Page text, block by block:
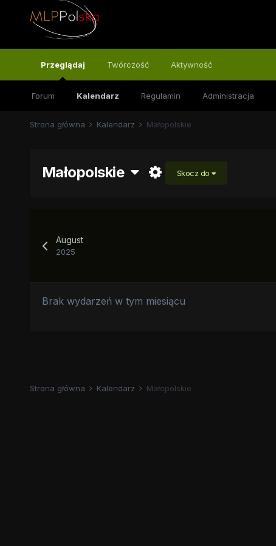
Przeglądaj
Forum Kalendarz Regulamin Administracja
Twórczość Aktywność
Strona główna Kalendarz Małopolskie
Małopolskie Skocz do
August
2025
Brak wydarzeń w tym miesiącu
Strona główna Kalendarz Małopolskie